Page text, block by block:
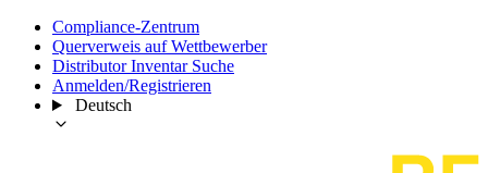
Compliance-Zentrum
Querverweis auf Wettbewerber
Distributor Inventar Suche
Anmelden/Registrieren
Deutsch